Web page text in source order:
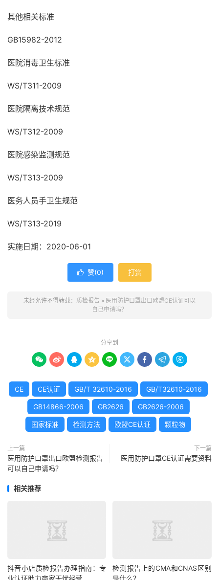
其他相关标准
GB15982-2012
医院消毒卫生标准
WS/T311-2009
医院隔离技术规范
WS/T312-2009
医院感染监测规范
WS/T313-2009
医务人员手卫生规范
WS/T313-2019
实施日期：2020-06-01
 赞(0) 打赏
未经允许不得转载： 质检报告 » 医用防护口罩出口欧盟CE认证可以
自己申请吗？
分享到
        
CE CE认证 GB/T 32610-2016 GB/T32610-2016
GB14866-2006 GB2626 GB2626-2006
国家标准 检测方法 欧盟CE认证 颗粒物
上一篇
医用防护口罩出口欧盟检测报告
可以自己申请吗？
下一篇
医用防护口罩CE认证需要资料
相关推荐
抖音小店质检报告办理指南：专
检测报告上的CMA和CNAS区别